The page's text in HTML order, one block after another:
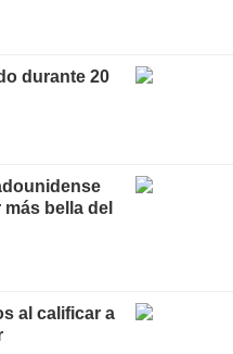
durante 20
bella del
al calificar a